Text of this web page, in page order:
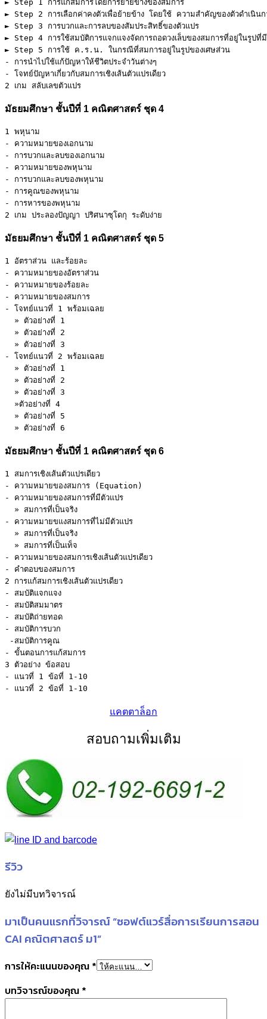
► Step 1 การแก้สมการโดยการย้ายข้างของสมการ
► Step 2 การเลือกค่าคงตัวเพื่อย้ายข้าง โดยใช้ ความสำคัญของตัวดำเนิน
► Step 3 การบวกและการลบของสัมประสิทธิ์ของตัวแปร
► Step 4 การใช้สมบัติการแจกแจงจัดการถอดวงเล็บของสมการที่อยู่ในรูปที่
► Step 5 การใช้ ค.ร.น. ในกรณีที่สมการอยู่ในรูปของเศษส่วน
- การนำไปใช้แก้ปัญหาให้ชีวิตประจำวันต่างๆ
- โจทย์ปัญหาเกี่ยวกับสมการเชิงเส้นตัวแปรเดียว
2 เกม สลับเลขตัวแปร
มัธยมศึกษา ชั้นปีที่ 1 คณิตศาสตร์ ชุด 4
1 พหุนาม
- ความหมายของเอกนาม
- การบวกและลบของเอกนาม
- ความหมายของพหุนาม
- การบวกและลบของพหุนาม
- การคูณของพหุนาม
- การหารของพหุนาม
2 เกม ประลองปัญญา ปริศนาซุโดกุ ระดับง่าย
มัธยมศึกษา ชั้นปีที่ 1 คณิตศาสตร์ ชุด 5
1 อัตราส่วน และร้อยละ
- ความหมายของอัตราส่วน
- ความหมายของร้อยละ
- ความหมายของสมการ
- โจทย์แนวที่ 1 พร้อมเฉลย
» ตัวอย่างที่ 1
» ตัวอย่างที่ 2
» ตัวอย่างที่ 3
- โจทย์แนวที่ 2 พร้อมเฉลย
» ตัวอย่างที่ 1
» ตัวอย่างที่ 2
» ตัวอย่างที่ 3
»ตัวอย่างที่ 4
» ตัวอย่างที่ 5
» ตัวอย่างที่ 6
มัธยมศึกษา ชั้นปีที่ 1 คณิตศาสตร์ ชุด 6
1 สมการเชิงเส้นตัวแปรเดียว
- ความหมายของสมการ (Equation)
- ความหมายของสมการที่มีตัวแปร
» สมการที่เป็นจริง
- ความหมายขแงสมการที่ไม่มีตัวแปร
» สมการที่เป็นจริง
» สมการที่เป็นเท็จ
- ความหมายของสมการเชิงเส้นตัวแปรเดียว
- คำตอบของสมการ
2 การแก้สมการเชิงเส้นตัวแปรเดียว
- สมบัติแจกแจง
- สมบัติสมมาตร
- สมบัติถ่ายทอด
- สมบัติการบวก
-สมบัติการคูณ
- ขั้นตอนการแก้สมการ
3 ตัวอย่าง ข้อสอบ
- แนวที่ 1 ข้อที่ 1-10
- แนวที่ 2 ข้อที่ 1-10
แคตตาล็อก
สอบถามเพิ่มเติม
รีวิว
ยังไม่มีบทวิจารณ์
มาเป็นคนแรกที่วิจารณ์ “ซอฟต์แวร์สื่อการเรียนการสอน
CAI คณิตศาสตร์ ม1”
การให้คะแนนของคุณ *
บทวิจารณ์ของคุณ *